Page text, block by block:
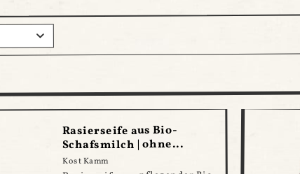
Rasierseife aus Bio-
Schafsmilch | ohne...
Kost Kamm